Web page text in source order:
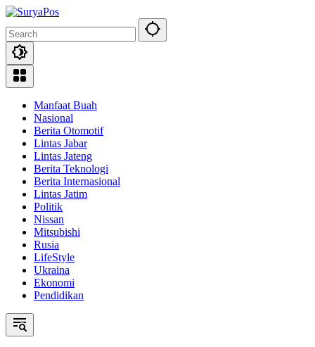
Skip
content
Manfaat Buah
Nasional
Berita Otomotif
Lintas Jabar
Lintas Jateng
Berita Teknologi
Berita Internasional
Lintas Jatim
Politik
Nissan
Mitsubishi
Rusia
LifeStyle
Ukraina
Ekonomi
Pendidikan